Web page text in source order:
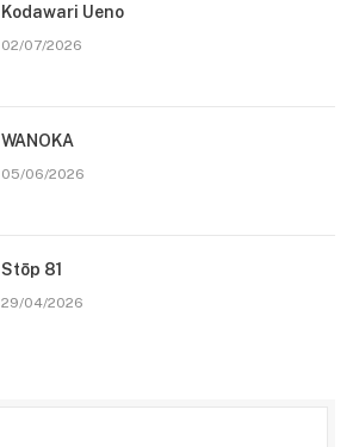
Kodawari Ueno
02/07/2026
WANOKA
05/06/2026
Stōp 81
29/04/2026